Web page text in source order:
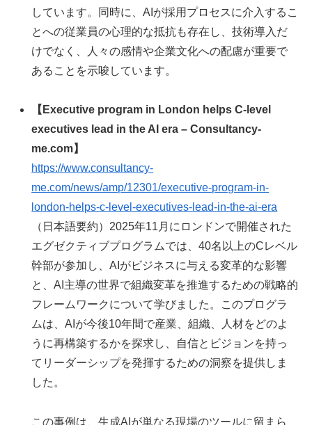
しています。同時に、AIが採用プロセスに介入するこ
とへの従業員の心理的な抵抗も存在し、技術導入だ
けでなく、人々の感情や企業文化への配慮が重要で
あることを示唆しています。
【Executive program in London helps C-level
executives lead in the AI era – Consultancy-
me.com】
https://www.consultancy-
me.com/news/amp/12301/executive-program-in-
london-helps-c-level-executives-lead-in-the-ai-era
（日本語要約）2025年11月にロンドンで開催された
エグゼクティブプログラムでは、40名以上のCレベル
幹部が参加し、AIがビジネスに与える変革的な影響
と、AI主導の世界で組織変革を推進するための戦略的
フレームワークについて学びました。このプログラ
ムは、AIが今後10年間で産業、組織、人材をどのよ
うに再構築するかを探求し、自信とビジョンを持っ
てリーダーシップを発揮するための洞察を提供しま
した。
この事例は、生成AIが単なる現場のツールに留まら